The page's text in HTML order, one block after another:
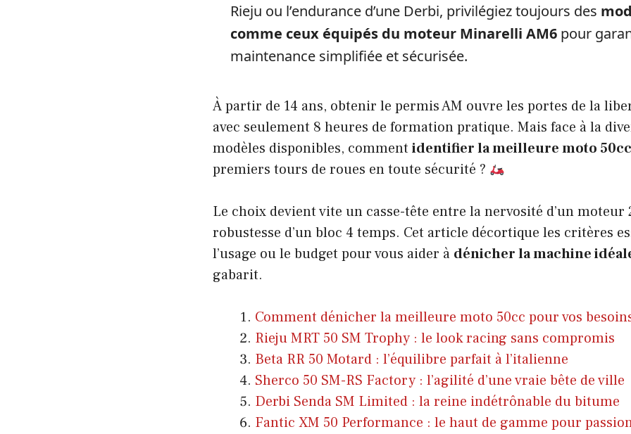
Rieju ou l’endurance d’une Derbi, privilégiez toujours des
comme ceux équipés du moteur Minarelli AM6 pour
maintenance simplifiée et sécurisée.
À partir de 14 ans, obtenir le permis AM ouvre les portes de la
avec seulement 8 heures de formation pratique. Mais face à la
modèles disponibles, comment identifier la meilleure moto 50cc
premiers tours de roues en toute sécurité ?
Le choix devient vite un casse-tête entre la nervosité d’un moteur
robustesse d’un bloc 4 temps. Cet article décortique les critères
l’usage ou le budget pour vous aider à dénicher la machine
gabarit.
Comment dénicher la meilleure moto 50cc pour vos
Rieju MRT 50 SM Trophy : le look racing sans compromis
Beta RR 50 Motard : l’équilibre parfait à l’italienne
Sherco 50 SM-RS Factory : l’agilité d’une vraie bête de ville
Derbi Senda SM Limited : la reine indétrônable du bitume
Fantic XM 50 Performance : le haut de gamme pour